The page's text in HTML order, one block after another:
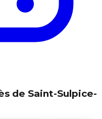
de Saint-Sulpice-